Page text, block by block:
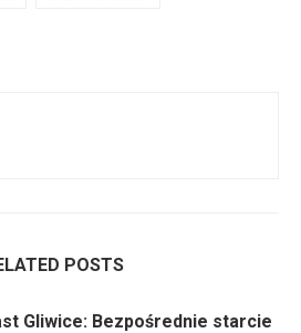
POSTS
Gliwice: Bezpośrednie starcie